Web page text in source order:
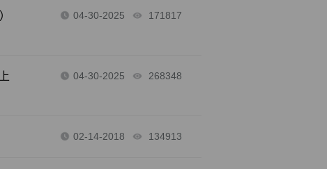
04-30-2025 171817
04-30-2025 268348
02-14-2018 134913